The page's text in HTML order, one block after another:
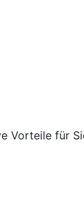
Vorteile für